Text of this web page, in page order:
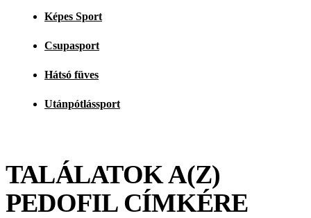
Képes Sport
Csupasport
Hátsó füves
Utánpótlássport
TALÁLATOK A(Z)
PEDOFILCÍMKÉRE